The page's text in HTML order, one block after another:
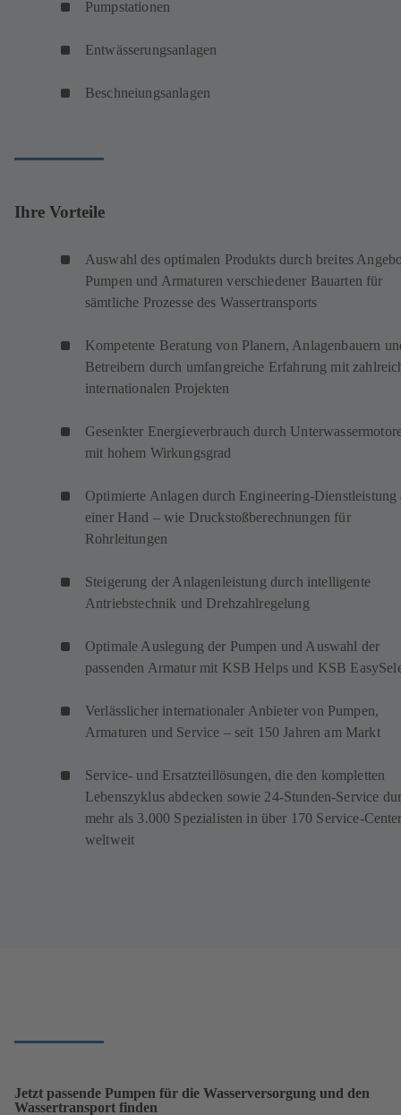
Pumpstationen
Entwässerungsanlagen
Beschneiungsanlagen
Ihre Vorteile
Auswahl des optimalen Produkts durch breites
Pumpen und Armaturen verschiedener Bauarten für
sämtliche Prozesse des Wassertransports
Kompetente Beratung von Planern, Anlagenbauern
Betreibern durch umfangreiche Erfahrung mit
internationalen Projekten
Gesenkter Energieverbrauch durch
mit hohem Wirkungsgrad
Optimierte Anlagen durch Engineering-Dienstleistung
einer Hand – wie Druckstoßberechnungen für
Rohrleitungen
Steigerung der Anlagenleistung durch intelligente
Antriebstechnik und Drehzahlregelung
Optimale Auslegung der Pumpen und Auswahl der
passenden Armatur mit KSB Helps und KSB
Verlässlicher internationaler Anbieter von Pumpen,
Armaturen und Service – seit 150 Jahren am Markt
Service- und Ersatzteillösungen, die den kompletten
Lebenszyklus abdecken sowie 24-Stunden-Service
mehr als 3.000 Spezialisten in über 170 Service-
weltweit
Jetzt passende Pumpen für die Wasserversorgung und den
Wassertransport finden